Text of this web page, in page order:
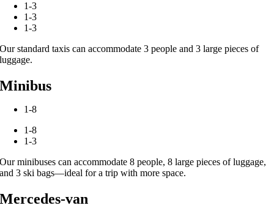
1-3
1-3
1-3
Our standard taxis can accommodate 3 people and 3 large pieces of
luggage.
Minibus
1-8
1-8
1-3
Our minibuses can accommodate 8 people, 8 large pieces of luggage,
and 3 ski bags—ideal for a trip with more space.
Mercedes-van